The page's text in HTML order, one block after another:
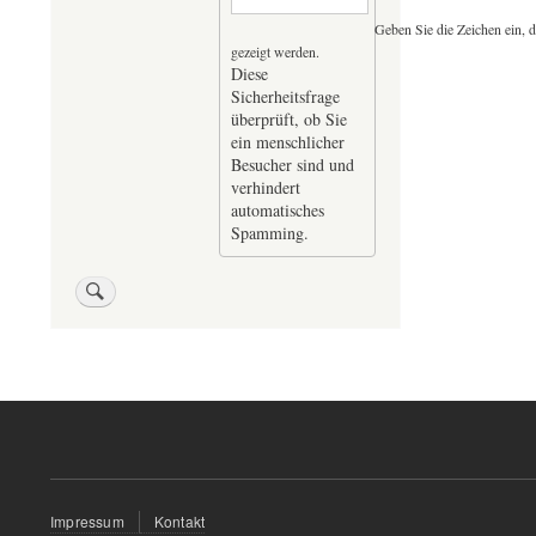
Geben Sie die Zeichen ein,
gezeigt werden.
Diese
Sicherheitsfrage
überprüft, ob Sie
ein menschlicher
Besucher sind und
verhindert
automatisches
Spamming.
Fußzeilenmenü
Impressum Kontakt